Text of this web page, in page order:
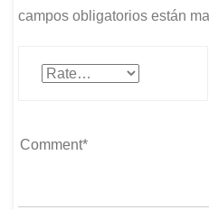
campos obligatorios están